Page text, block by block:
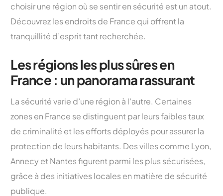
choisir une région où se sentir en sécurité est un atout.
Découvrez les endroits de France qui offrent la
tranquillité d’esprit tant recherchée.
Les régions les plus sûres en
France : un panorama rassurant
La sécurité varie d’une région à l’autre. Certaines
zones en France se distinguent par leurs faibles taux
de criminalité et les efforts déployés pour assurer la
protection de leurs habitants. Des villes comme Lyon,
Annecy et Nantes figurent parmi les plus sécurisées,
grâce à des initiatives locales en matière de sécurité
publique.